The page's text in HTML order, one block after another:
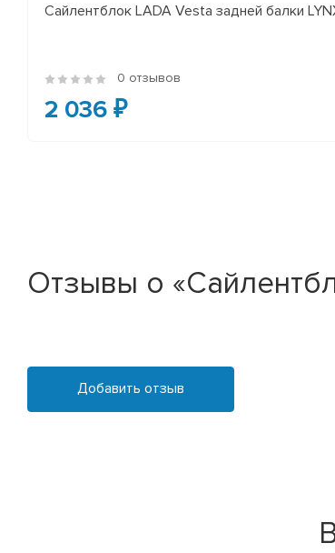
Сайлентблок LADA Vesta задней балки
0 отзывов
2 036 ₽
Отзывы о
Добавить отзыв